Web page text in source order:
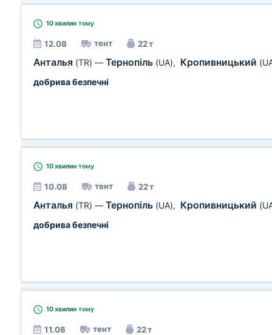
10 хвилин тому
12.08 тент 22 т
Анталья (TR) — Тернопіль (UA), Кропивницький
добрива безпечні
10 хвилин тому
10.08 тент 22 т
Анталья (TR) — Тернопіль (UA), Кропивницький
добрива безпечні
10 хвилин тому
11.08 тент 22 т